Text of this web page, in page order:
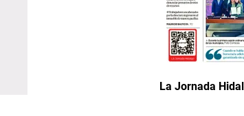
La Jornada